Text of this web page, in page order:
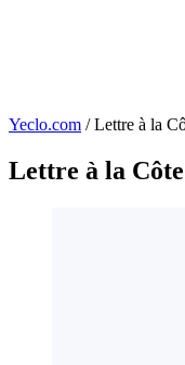
Yeclo.com / Lettre à la
Lettre à la